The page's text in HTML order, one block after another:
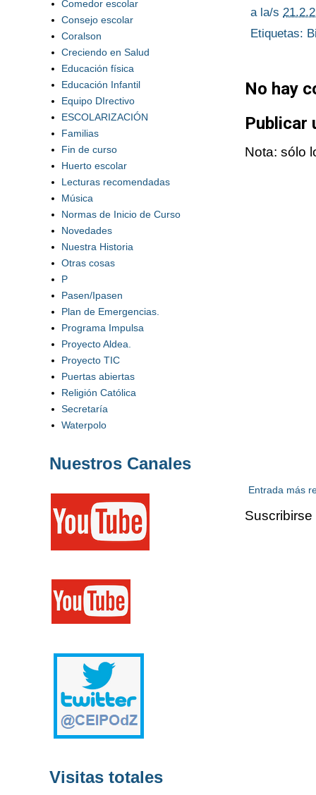
a la/s
Etiquetas:
No hay
Publicar
Nota: sólo
Entrada más
Comedor escolar
Consejo escolar
Coralson
Creciendo en Salud
Educación física
Educación Infantil
Equipo DIrectivo
ESCOLARIZACIÓN
Familias
Fin de curso
Huerto escolar
Lecturas recomendadas
Música
Normas de Inicio de Curso
Novedades
Nuestra Historia
Otras cosas
P
Pasen/Ipasen
Plan de Emergencias.
Programa Impulsa
Proyecto Aldea.
Proyecto TIC
Puertas abiertas
Religión Católica
Secretaría
Waterpolo
Nuestros Canales
Visitas totales